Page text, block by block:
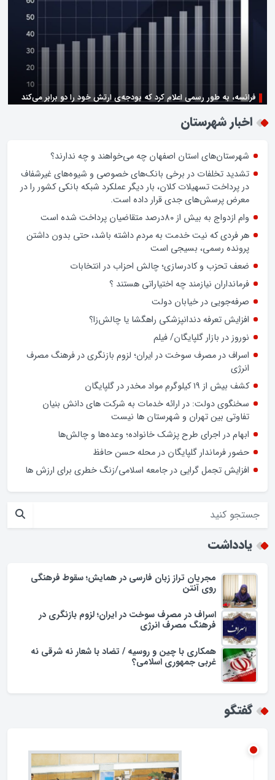
فرانسه، به طور رسمی اعلام کرد که بودجه‌ی ارتش خود را دو برابر می‌کند
زن اگر خوب باشه یه زندگی حالش خوبه/روز زن مبارک
اخبار شهرستان
شهرستان‌های استان اصفهان چه می‌خواهند و چه ندارند؟
تشدید تخلفات در برخی بانک‌های خصوصی و شیوه‌های غیرشفاف
در پرداخت تسهیلات کلان، بار دیگر عملکرد شبکه بانکی کشور را در
معرض پرسش‌های جدی قرار داده است.
وام ازدواج به بیش از 80درصد متقاضیان پرداخت شده است
هر فردی که نیت خدمت به مردم داشته باشد، حتی بدون داشتن
پرونده رسمی، بسیجی است
ضعف تحزب و کادرسازی؛ چالش احزاب در انتخابات
فرمانداران نیازمند چه اختیاراتی هستند ؟
صرفه‌جویی در خیابان دولت
افزایش تعرفه دندانپزشکی راهگشا یا چالش‌زا؟
نوروز در بازار گلپایگان/ فیلم
اسراف در مصرف سوخت در ایران؛ لزوم بازنگری در فرهنگ مصرف
انرژی
کشف بیش از ۱۹ کیلوگرم مواد مخدر در گلپایگان
سخنگوی دولت: در ارائه خدمات به شرکت های دانش بنیان
تفاوتی بین تهران و شهرستان ها نیست
افزایش تجمل گرایی در جامعه اسلامی/زنگ خطری برای ارزش ها
یادداشت
مجریان تراز زبان فارسی در همایش؛ سقوط فرهنگی
اسراف در مصرف سوخت در ایران؛ لزوم بازنگری در